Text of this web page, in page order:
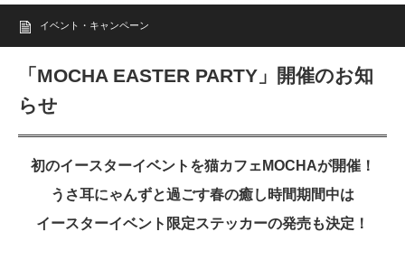
イベント・キャンペーン
「MOCHA EASTER PARTY」開催のお知
らせ
初のイースターイベントを猫カフェMOCHAが開催！
うさ耳にゃんずと過ごす春の癒し時間期間中は
イースターイベント限定ステッカーの発売も決定！